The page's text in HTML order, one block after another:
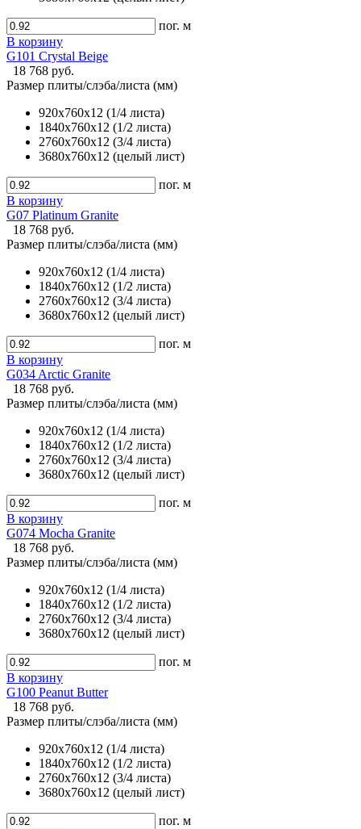
пог. м
В корзину
G101 Crystal Beige
18 768 руб.
Размер плиты/слэба/листа (мм)
920х760х12 (1/4 листа)
1840х760х12 (1/2 листа)
2760х760х12 (3/4 листа)
3680х760х12 (целый лист)
пог. м
В корзину
G07 Platinum Granite
18 768 руб.
Размер плиты/слэба/листа (мм)
920х760х12 (1/4 листа)
1840х760х12 (1/2 листа)
2760х760х12 (3/4 листа)
3680х760х12 (целый лист)
пог. м
В корзину
G034 Arctic Granite
18 768 руб.
Размер плиты/слэба/листа (мм)
920х760х12 (1/4 листа)
1840х760х12 (1/2 листа)
2760х760х12 (3/4 листа)
3680х760х12 (целый лист)
пог. м
В корзину
G074 Mocha Granite
18 768 руб.
Размер плиты/слэба/листа (мм)
920х760х12 (1/4 листа)
1840х760х12 (1/2 листа)
2760х760х12 (3/4 листа)
3680х760х12 (целый лист)
пог. м
В корзину
G100 Peanut Butter
18 768 руб.
Размер плиты/слэба/листа (мм)
920х760х12 (1/4 листа)
1840х760х12 (1/2 листа)
2760х760х12 (3/4 листа)
3680х760х12 (целый лист)
пог. м